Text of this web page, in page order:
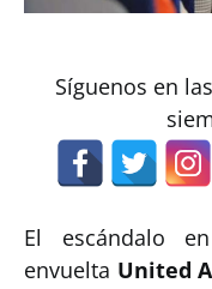
Síguenos en
El escándalo
envuelta United